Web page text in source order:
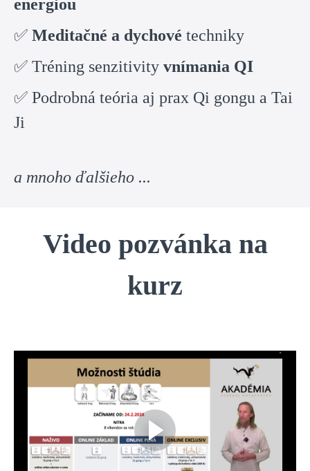
energiou
✅ Meditačné a dychové techniky
✅ Tréning senzitivity vnímania QI
✅ Podrobná teória aj prax Qi gongu a Tai
Ji
a mnoho ďalšieho ...
Video pozvánka na
kurz